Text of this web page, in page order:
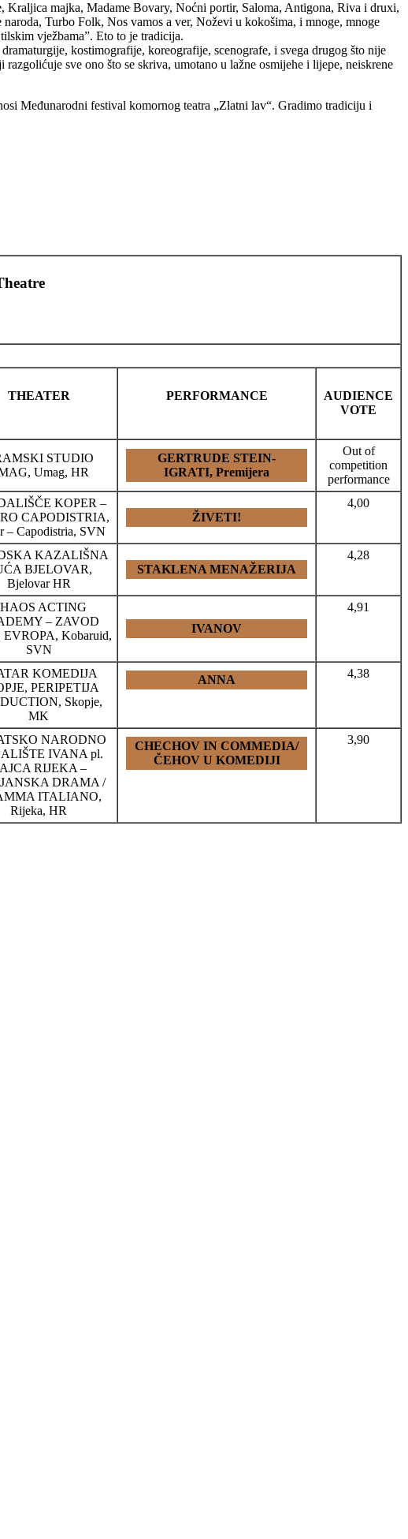
majka, Madame Bovary, Noćni portir, Saloma, Antigona, Riva i druxi,
Turbo Folk, Nos vamos a ver, Noževi u kokošima, i mnoge, mnoge
vježbama”. Eto to je tradicija.
kostimografije, koreografije, scenografe, i svega drugog što nije
sve ono što se skriva, umotano u lažne osmijehe i lijepe, neiskrene
Međunarodni festival komornog teatra „Zlatni lav“. Gradimo tradiciju i
THEATER PERFORMANCE
AUDIENCE
VOTE
STUDIO
Umag, HR
GERTRUDE STEIN-
IGRATI, Premijera
Out of
competition
performance
KOPER –
CAPODISTRIA,
– Capodistria, SVN
ŽIVETI!
4,00
KAZALIŠNA
BJELOVAR,
Bjelovar HR
STAKLENA MENAŽERIJA
4,28
ACTING
– ZAVOD
Kobaruid,
SVN
IVANOV
4,91
KOMEDIJA
PERIPETIJA
Skopje,
MK
ANNA 4,38
NARODNO
IVANA pl.
RIJEKA –
DRAMA /
ITALIANO,
Rijeka, HR
CHECHOV IN COMMEDIA/
ČEHOV U KOMEDIJI
3,90